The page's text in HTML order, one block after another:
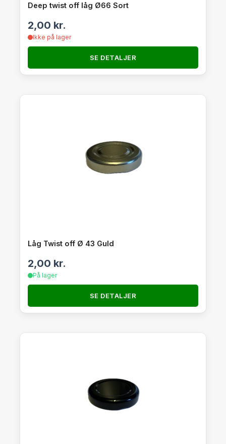
Deep twist off låg Ø66 Sort
2,00 kr.
Ikke på lager
SE DETALJER
Låg Twist off Ø 43 Guld
2,00 kr.
På lager
SE DETALJER